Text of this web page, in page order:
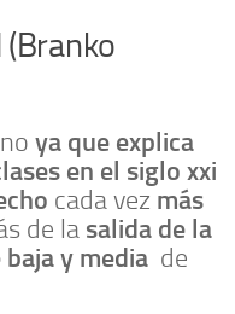
ya que explica
en el siglo xxi
cada vez más
de la salida de la
baja y media de